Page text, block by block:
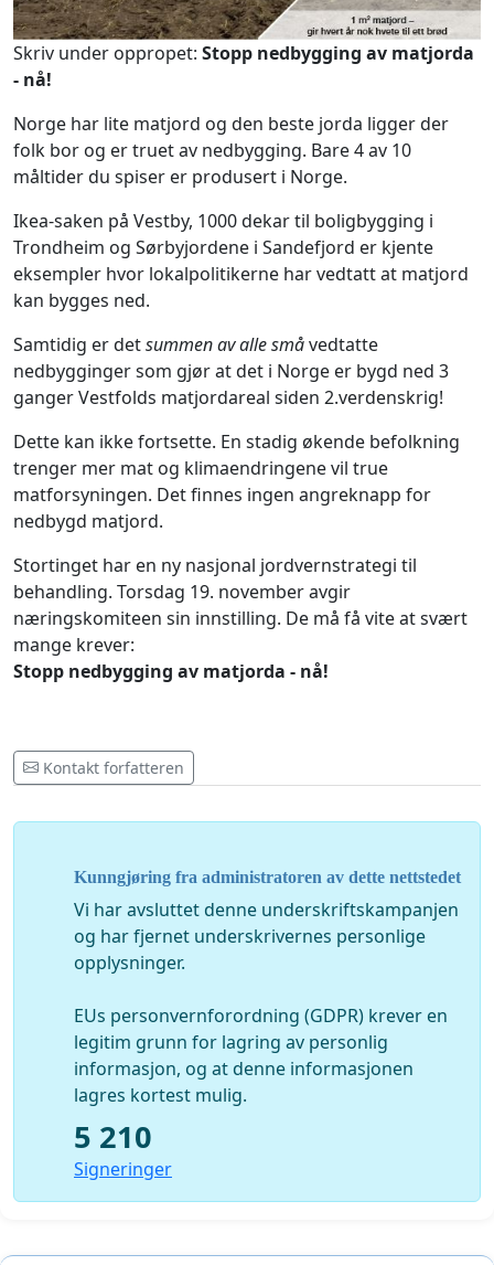
Skriv under oppropet: Stopp nedbygging av matjorda
- nå!
Norge har lite matjord og den beste jorda ligger der
folk bor og er truet av nedbygging. Bare 4 av 10
måltider du spiser er produsert i Norge.
Ikea-saken på Vestby, 1000 dekar til boligbygging i
Trondheim og Sørbyjordene i Sandefjord er kjente
eksempler hvor lokalpolitikerne har vedtatt at matjord
kan bygges ned.
Samtidig er detsummen av alle småvedtatte
nedbygginger som gjør at det i Norge er bygd ned 3
ganger Vestfolds matjordareal siden 2.verdenskrig!
Dette kan ikke fortsette. En stadig økende befolkning
trenger mer mat og klimaendringene vil true
matforsyningen. Det finnes ingen angreknapp for
nedbygd matjord.
Stortinget har en ny nasjonal jordvernstrategi til
behandling. Torsdag 19. november avgir
næringskomiteen sin innstilling. De må få vite at svært
mange krever:
Stopp nedbygging av matjorda - nå!
Kontakt forfatteren
Kunngjøring fra administratoren av dette nettstedet
Vi har avsluttet denne underskriftskampanjen
og har fjernet underskrivernes personlige
opplysninger.
EUs personvernforordning (GDPR) krever en
legitim grunn for lagring av personlig
informasjon, og at denne informasjonen
lagres kortest mulig.
5 210
Signeringer